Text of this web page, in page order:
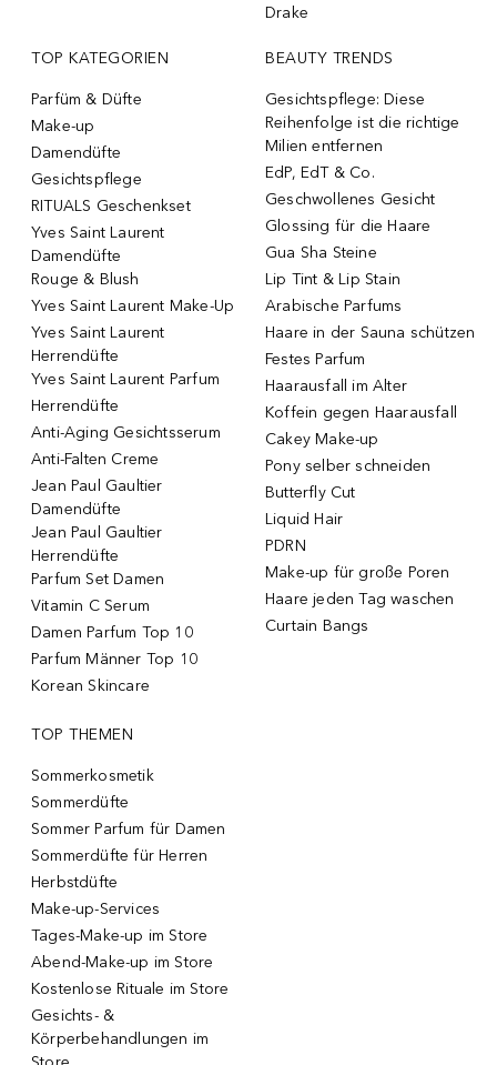
Drake
TOP KATEGORIEN
Parfüm & Düfte
Make-up
Damendüfte
Gesichtspflege
RITUALS Geschenkset
Yves Saint Laurent
Damendüfte
Rouge & Blush
Yves Saint Laurent Make-Up
Yves Saint Laurent
Herrendüfte
Yves Saint Laurent Parfum
Herrendüfte
Anti-Aging Gesichtsserum
Anti-Falten Creme
Jean Paul Gaultier
Damendüfte
Jean Paul Gaultier
Herrendüfte
Parfum Set Damen
Vitamin C Serum
Damen Parfum Top 10
Parfum Männer Top 10
Korean Skincare
BEAUTY TRENDS
Gesichtspflege: Diese
Reihenfolge ist die richtige
Milien entfernen
EdP, EdT & Co.
Geschwollenes Gesicht
Glossing für die Haare
Gua Sha Steine
Lip Tint & Lip Stain
Arabische Parfums
Haare in der Sauna schützen
Festes Parfum
Haarausfall im Alter
Koffein gegen Haarausfall
Cakey Make-up
Pony selber schneiden
Butterfly Cut
Liquid Hair
PDRN
Make-up für große Poren
Haare jeden Tag waschen
Curtain Bangs
TOP THEMEN
Sommerkosmetik
Sommerdüfte
Sommer Parfum für Damen
Sommerdüfte für Herren
Herbstdüfte
Make-up-Services
Tages-Make-up im Store
Abend-Make-up im Store
Kostenlose Rituale im Store
Gesichts- &
Körperbehandlungen im